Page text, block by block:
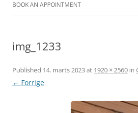
DESCRIPTION – ENGLISH
BOOK AN APPOINTMENT
img_1233
Published 14. marts 2023at 1920 × 2560 in
← Forrige